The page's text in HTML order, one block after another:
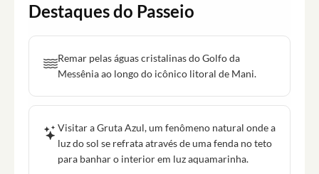
Destaques do Passeio
Remar pelas águas cristalinas do Golfo da
Messênia ao longo do icônico litoral de Mani.
Visitar a Gruta Azul, um fenômeno natural onde a
luz do sol se refrata através de uma fenda no teto
para banhar o interior em luz aquamarinha.